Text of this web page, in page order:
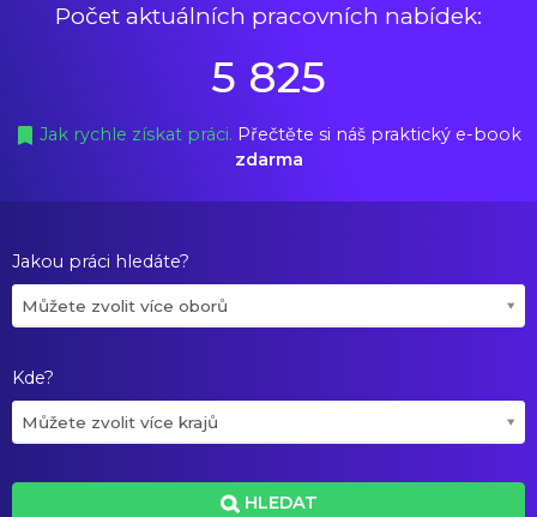
Počet aktuálních pracovních nabídek:
5 825
Jak rychle získat práci. Přečtěte si náš praktický e-book
zdarma
Jakou práci hledáte?
Můžete zvolit více oborů
Kde?
Můžete zvolit více krajů
HLEDAT